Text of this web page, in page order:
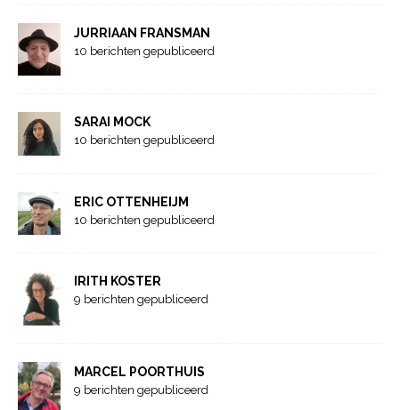
JURRIAAN FRANSMAN
10 berichten gepubliceerd
SARAI MOCK
10 berichten gepubliceerd
ERIC OTTENHEIJM
10 berichten gepubliceerd
IRITH KOSTER
9 berichten gepubliceerd
MARCEL POORTHUIS
9 berichten gepubliceerd